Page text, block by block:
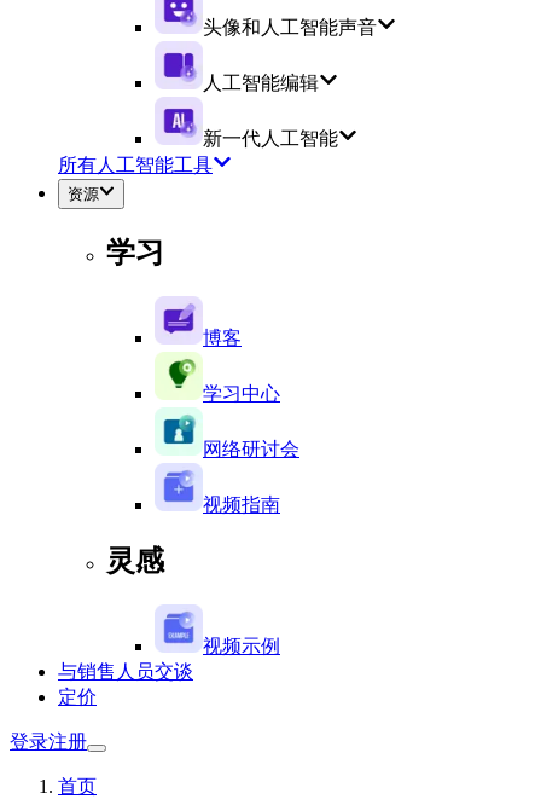
头像和人工智能声音
人工智能编辑
新一代人工智能
所有人工智能工具
资源
学习
博客
学习中心
网络研讨会
视频指南
灵感
视频示例
与销售人员交谈
定价
登录注册
首页